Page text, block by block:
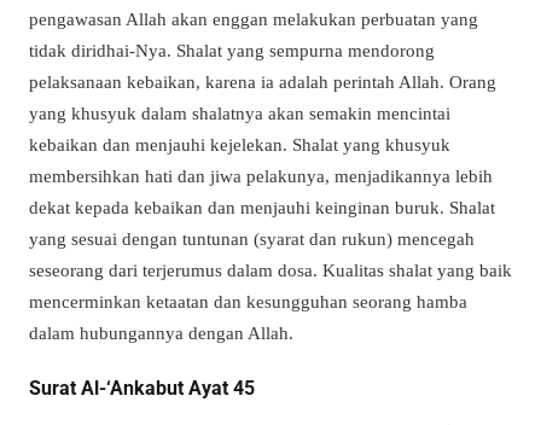
pengawasan Allah akan enggan melakukan perbuatan yang
tidak diridhai-Nya. Shalat yang sempurna mendorong
pelaksanaan kebaikan, karena ia adalah perintah Allah. Orang
yang khusyuk dalam shalatnya akan semakin mencintai
kebaikan dan menjauhi kejelekan. Shalat yang khusyuk
membersihkan hati dan jiwa pelakunya, menjadikannya lebih
dekat kepada kebaikan dan menjauhi keinginan buruk. Shalat
yang sesuai dengan tuntunan (syarat dan rukun) mencegah
seseorang dari terjerumus dalam dosa. Kualitas shalat yang baik
mencerminkan ketaatan dan kesungguhan seorang hamba
dalam hubungannya dengan Allah.
Surat Al-‘Ankabut Ayat 45